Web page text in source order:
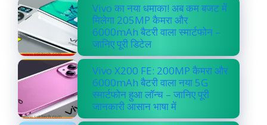
Vivo का नया धमाका! अब कम बजट में
मिलेगा 205MP कैमरा और
6000mAh बैटरी वाला स्मार्टफोन –
जानिए पूरी डिटेल
Vivo X200 FE: 200MP कैमरा और
6000mAh बैटरी वाला नया 5G
स्मार्टफोन हुआ लॉन्च – जानिए पूरी
जानकारी आसान भाषा में